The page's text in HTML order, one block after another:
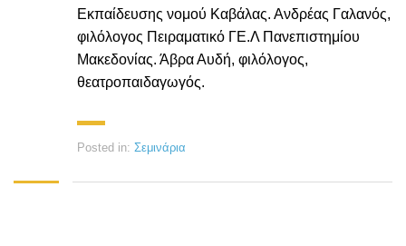
Εκπαίδευσης νομού Καβάλας. Ανδρέας Γαλανός,
φιλόλογος Πειραματικό ΓΕ.Λ Πανεπιστημίου
Μακεδονίας. Άβρα Αυδή, φιλόλογος,
θεατροπαιδαγωγός.
Posted in: Σεμινάρια